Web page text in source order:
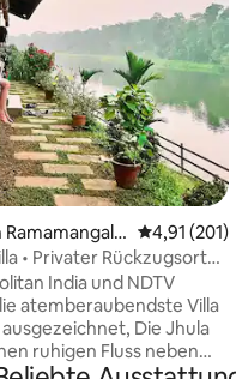
4,91 (201)
• Privater Rückzugsort
India und NDTV
atemberaubendste Villa
Die Jhula
ruhigen Fluss neben
einen leuchtenden